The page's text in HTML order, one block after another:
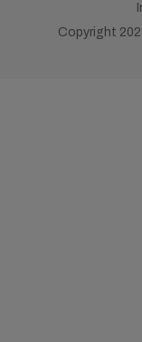
Copyright